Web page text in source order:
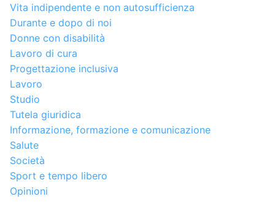
Vita indipendente e non autosufficienza
Durante e dopo di noi
Donne con disabilità
Lavoro di cura
Progettazione inclusiva
Lavoro
Studio
Tutela giuridica
Informazione, formazione e comunicazione
Salute
Società
Sport e tempo libero
Opinioni